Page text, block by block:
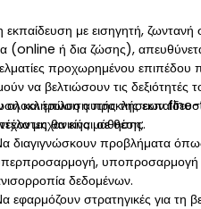
εκπαίδευση με εισηγητή, ζωντανή
(online ή δια ζώσης),
προχωρημένου επιπέδου
να βελτιώσουν τις δεξιότητές
και επίλυση προκλήσεων
μηχανικής μάθησης.
ολοκλήρωση αυτής της
θα είναι σε θέση:
διαγιγνώσκουν προβλήματα
υποπροσαρμογή
δεδομένων.
εφαρμόζουν στρατηγικές για τη